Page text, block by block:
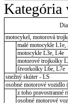
motocykel, motorová
malé motocykle L1e,
motocykle L3e, L4e
motorové trojkolky
štvorkolky L6e, L7e
snežný skúter - LS
osobné motorové vozidlo
z toho pravostranné
osobné motorové